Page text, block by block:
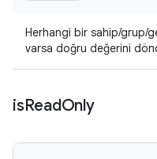
Herhangi bir sahip/grup/
varsa doğru değerini
isReadOnly